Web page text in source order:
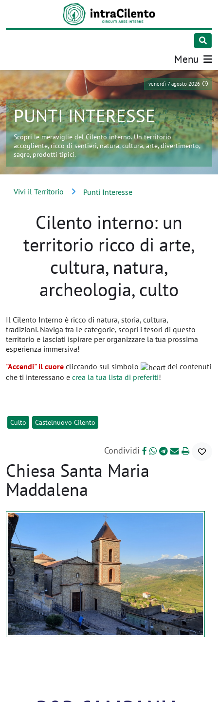
Menu
venerdì 7 agosto 2026
PUNTI INTERESSE
Scopri le meraviglie del Cilento interno. Un territorio
accogliente, ricco di sentieri, natura, cultura, arte, divertimento,
sagre, prodotti tipici.
Vivi il Territorio Punti Interesse
Cilento interno: un
territorio ricco di arte,
cultura, natura,
archeologia, culto
Il Cilento Interno è ricco di natura, storia, cultura,
tradizioni. Naviga tra le categorie, scopri i tesori di questo
territorio e lasciati ispirare per organizzare la tua prossima
esperienza immersiva!
"Accendi" il cuore cliccando sul simbolo
dei contenuti
che ti interessano e crea la tua lista di preferiti!
Culto Castelnuovo Cilento
Condividi
Chiesa Santa Maria
Maddalena